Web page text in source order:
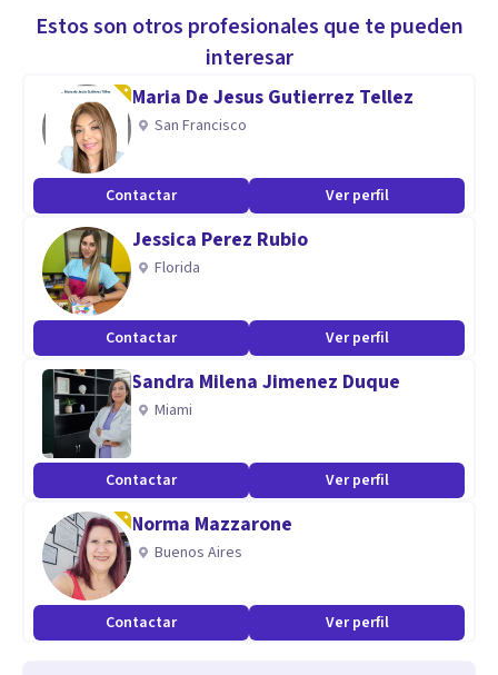
Situaciones traumáticas. Estrés. Crisis de angustia.
Aptitudes
Especialización en Psicotrauma e Intervención Psicológica
en Situaciones Críticas Individuales y Grupales", en SAPsi,
Sociedad Argentina de Psicotrauma. Formación en E.M.D.R.
Formación específica en intervenciones en emergencia y
desastres desde la Psicología de la Emergencia.
Fortalecimiento de Dispositivos de Asistencia a varones que
ejercen violencia.
Estos son otros profesionales que te pueden
interesar
Maria De Jesus Gutierrez Tellez
San Francisco
Contactar Ver perfil
Jessica Perez Rubio
Florida
Contactar Ver perfil
Sandra Milena Jimenez Duque
Miami
Contactar Ver perfil
Norma Mazzarone
Buenos Aires
Contactar Ver perfil